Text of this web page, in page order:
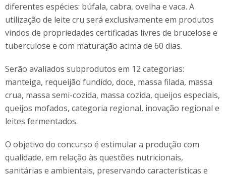
diferentes espécies: búfala, cabra, ovelha e vaca. A
utilização de leite cru será exclusivamente em produtos
vindos de propriedades certificadas livres de brucelose e
tuberculose e com maturação acima de 60 dias.
Serão avaliados subprodutos em 12 categorias:
manteiga, requeijão fundido, doce, massa filada, massa
crua, massa semi-cozida, massa cozida, queijos especiais,
queijos mofados, categoria regional, inovação regional e
leites fermentados.
O objetivo do concurso é estimular a produção com
qualidade, em relação às questões nutricionais,
sanitárias e ambientais, preservando características e